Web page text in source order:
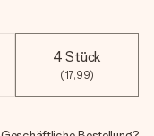
4 Stück
(17,99)